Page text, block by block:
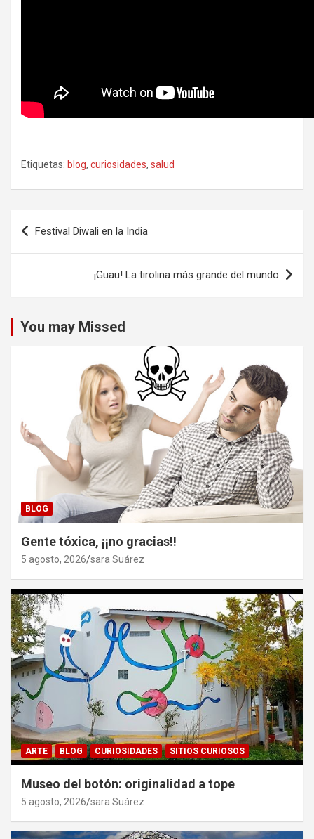
Etiquetas: blog, curiosidades, salud
Navegación
de
Festival Diwali en la India
¡Guau! La tirolina más grande del mundo
You may Missed
BLOG
Gente tóxica, ¡¡no gracias!!
5 agosto, 2026 sara Suárez
ARTE BLOG CURIOSIDADES SITIOS CURIOSOS
Museo del botón: originalidad a tope
5 agosto, 2026 sara Suárez